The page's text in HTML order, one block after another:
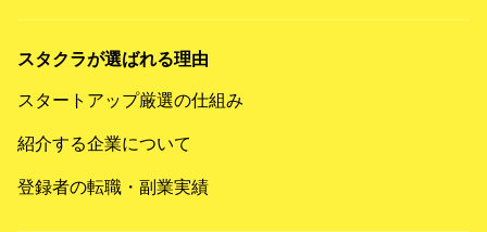
スタクラが選ばれる理由
スタートアップ厳選の仕組み
紹介する企業について
登録者の転職・副業実績